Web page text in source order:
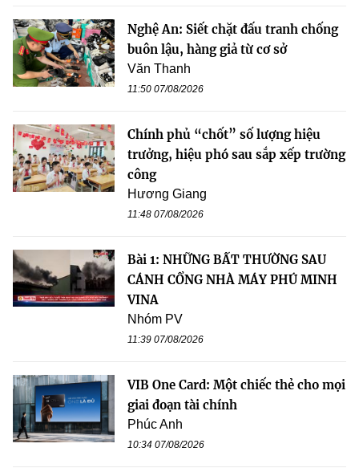
Nghệ An: Siết chặt đấu tranh chống
buôn lậu, hàng giả từ cơ sở
Văn Thanh
11:50 07/08/2026
Chính phủ “chốt” số lượng hiệu
trưởng, hiệu phó sau sắp xếp trường
công
Hương Giang
11:48 07/08/2026
Bài 1: NHỮNG BẤT THƯỜNG SAU
CÁNH CỔNG NHÀ MÁY PHÚ MINH
VINA
Nhóm PV
11:39 07/08/2026
VIB One Card: Một chiếc thẻ cho mọi
giai đoạn tài chính
Phúc Anh
10:34 07/08/2026